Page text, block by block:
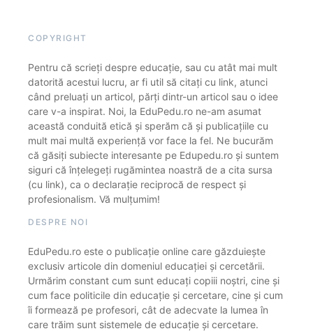
COPYRIGHT
Pentru că scrieți despre educație, sau cu atât mai mult
datorită acestui lucru, ar fi util să citați cu link, atunci
când preluați un articol, părți dintr-un articol sau o idee
care v-a inspirat. Noi, la EduPedu.ro ne-am asumat
această conduită etică și sperăm că și publicațiile cu
mult mai multă experiență vor face la fel. Ne bucurăm
că găsiți subiecte interesante pe Edupedu.ro și suntem
siguri că înțelegeți rugămintea noastră de a cita sursa
(cu link), ca o declarație reciprocă de respect și
profesionalism. Vă mulțumim!
DESPRE NOI
EduPedu.ro este o publicație online care găzduiește
exclusiv articole din domeniul educației și cercetării.
Urmărim constant cum sunt educați copiii noștri, cine și
cum face politicile din educație și cercetare, cine și cum
îi formează pe profesori, cât de adecvate la lumea în
care trăim sunt sistemele de educație și cercetare.